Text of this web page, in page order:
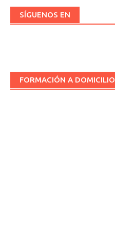
SÍGUENOS EN
FORMACIÓN A DOMICILIO